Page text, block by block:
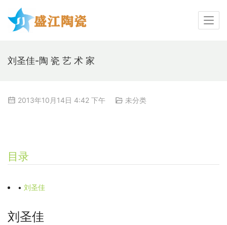
刘圣佳-陶 瓷 艺 术 家
2013年10月14日 4:42 下午 未分类
目录
• 刘圣佳
刘圣佳